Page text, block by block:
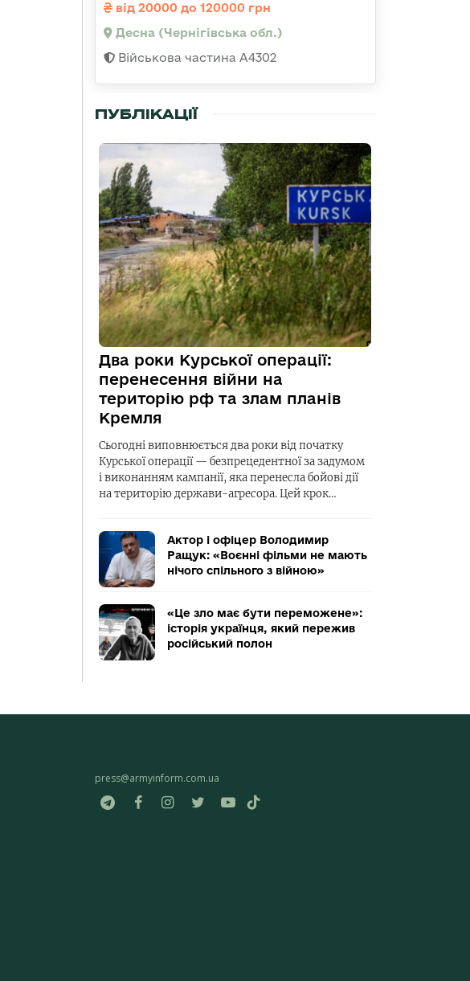
від 20000 до 120000 грн
Десна (Чернігівська обл.)
Військова частина А4302
ПУБЛІКАЦІЇ
Два роки Курської операції:
перенесення війни на
територію рф та злам планів
Кремля
Сьогодні виповнюється два роки від початку
Курської операції — безпрецедентної за задумом
і виконанням кампанії, яка перенесла бойові дії
на територію держави-агресора. Цей крок…
Актор і офіцер Володимир
Ращук: «Воєнні фільми не мають
нічого спільного з війною»
«Це зло має бути переможене»:
історія українця, який пережив
російський полон
press@armyinform.com.ua